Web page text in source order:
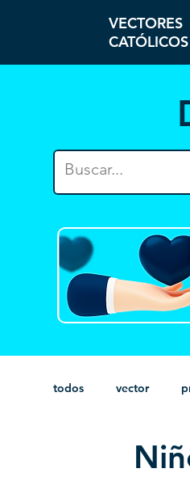
VECTORES
CATÓLICOS
todos vector
estampado